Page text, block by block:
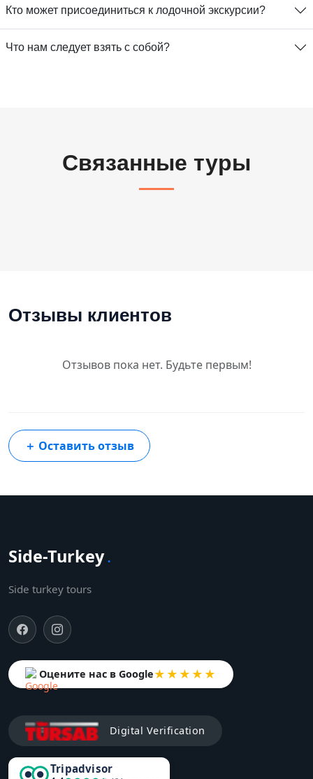
Кто может присоединиться к лодочной экскурсии?
Что нам следует взять с собой?
Связанные туры
Отзывы клиентов
Отзывов пока нет. Будьте первым!
＋ Оставить отзыв
Side-Turkey.
Side turkey tours
Оцените нас в Google★★★★★
Digital Verification
Tripadvisor